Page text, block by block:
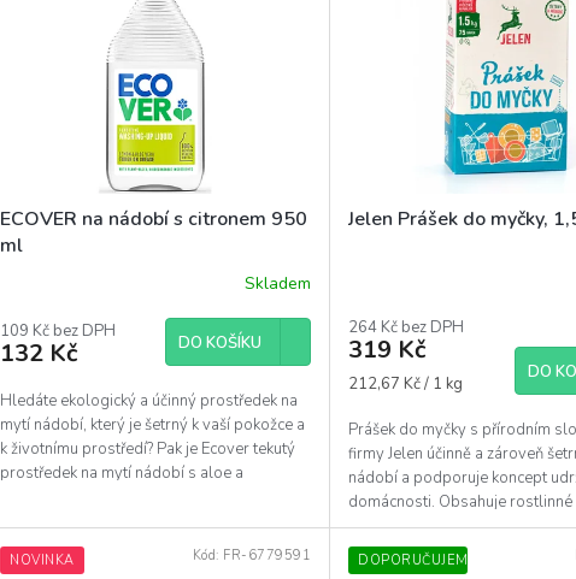
k
t
ECOVER na nádobí s citronem 950
ml
produktu
je
z
5
hvězdiček.
Skladem
109 Kč bez DPH
132 Kč DO KOŠÍKU
Hledáte ekologický a účinný prostředek na
mytí nádobí, který je šetrný k vaší pokožce a
k životnímu prostředí? Pak je Ecover tekutý
prostředek na mytí nádobí s aloe a
Jelen Prášek do myčky,
264 Kč bez DPH
319 Kč
Měrná
212,67 Kč / 1 kg
DO
Prášek do myčky s přírodním
firmy Jelen účinně a zároveň
nádobí a podporuje koncept
domácnosti. Obsahuje rostlinné
složky.
NOVINKA Kód: FR-6779591 DOPORUČUJEME